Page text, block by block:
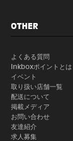
OTHER
よくある質問
Inkboxポイントとは
イベント
取り扱い店舗一覧
配送について
掲載メディア
お問い合わせ
友達紹介
求人募集